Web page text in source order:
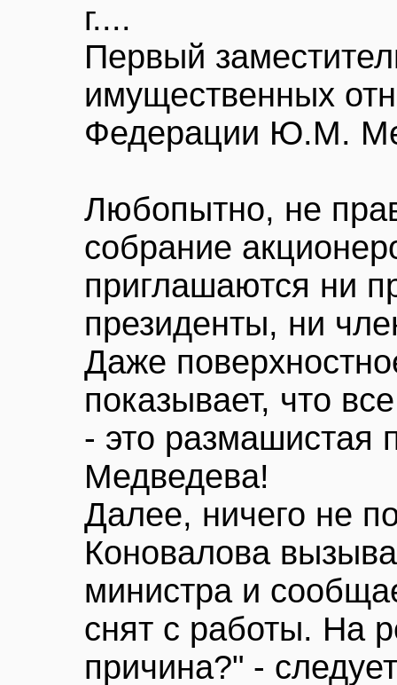
г....
Первый
имущественных
Федерации Ю.М.
Любопытно, не
собрание
приглашаются ни
президенты, ни
Даже
показывает, что
- это размашистая
Медведева!
Далее, ничего не
Коновалова
министра и
снят с работы. На
причина?" -